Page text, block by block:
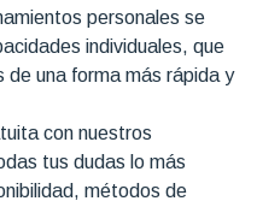
personales se
individuales, que
de una forma más rápida y
con nuestros
tus dudas lo más
métodos de